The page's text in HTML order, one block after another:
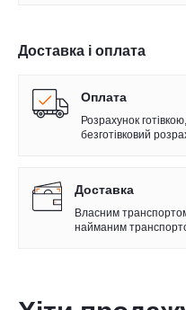
Доставка і оплата
Оплата
Розрахунок
безготівковий
Доставка
Власним
найманим